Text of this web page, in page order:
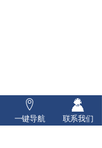
一键导航 联系我们